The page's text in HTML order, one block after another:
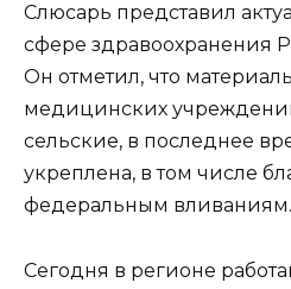
Слюсарь представил
сфере здравоохранения
Он отметил, что
медицинских
сельские, в последнее
укреплена, в том числе
федеральным вливаниям.
Сегодня в регионе